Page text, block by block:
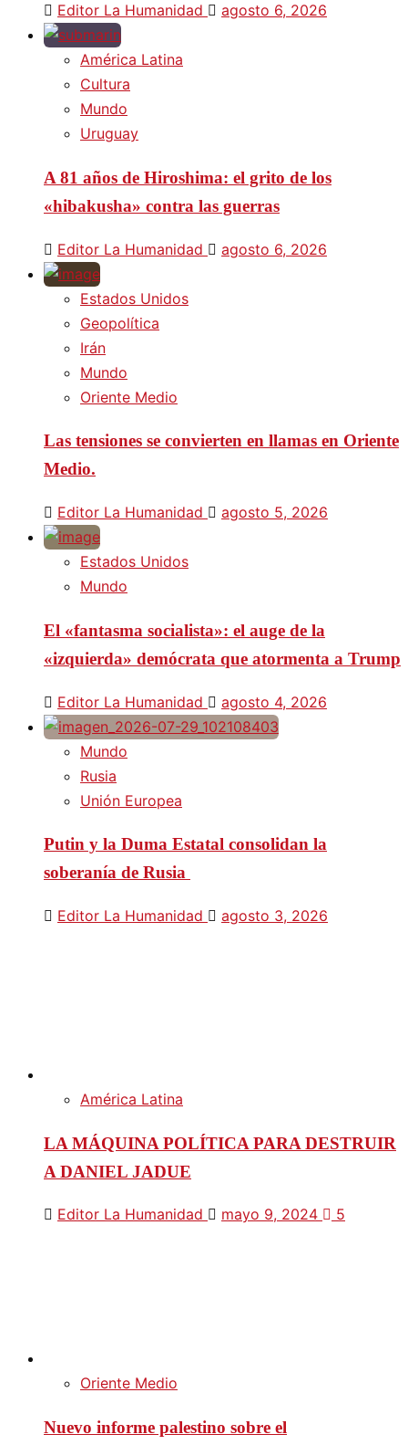
Editor La Humanidad agosto 6, 2026
América Latina
Cultura
Mundo
Uruguay
A 81 años de Hiroshima: el grito de los
«hibakusha» contra las guerras
Editor La Humanidad agosto 6, 2026
Estados Unidos
Geopolítica
Irán
Mundo
Oriente Medio
Las tensiones se convierten en llamas en Oriente
Medio.
Editor La Humanidad agosto 5, 2026
Estados Unidos
Mundo
El «fantasma socialista»: el auge de la
«izquierda» demócrata que atormenta a Trump
Editor La Humanidad agosto 4, 2026
Mundo
Rusia
Unión Europea
Putin y la Duma Estatal consolidan la
soberanía de Rusia
Editor La Humanidad agosto 3, 2026
América Latina
LA MÁQUINA POLÍTICA PARA DESTRUIR
A DANIEL JADUE
Editor La Humanidad mayo 9, 2024 5
Oriente Medio
Nuevo informe palestino sobre el